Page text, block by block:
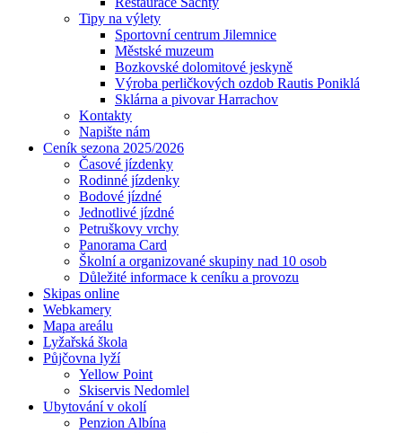
Tipy na výlety
Sportovní centrum Jilemnice
Městské muzeum
Bozkovské dolomitové jeskyně
Výroba perličkových ozdob Rautis Poniklá
Sklárna a pivovar Harrachov
Kontakty
Napište nám
Ceník sezona 2025/2026
Časové jízdenky
Rodinné jízdenky
Bodové jízdné
Jednotlivé jízdné
Petruškovy vrchy
Panorama Card
Školní a organizované skupiny nad 10 osob
Důležité informace k ceníku a provozu
Skipas online
Webkamery
Mapa areálu
Lyžařská škola
Půjčovna lyží
Yellow Point
Skiservis Nedomlel
Ubytování v okolí
Penzion Albína